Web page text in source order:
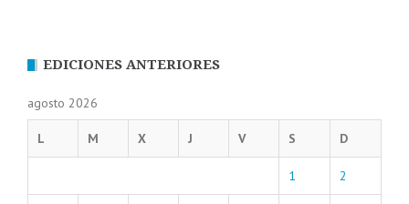
EDICIONES ANTERIORES
agosto 2026
L M X J V S D
1 2